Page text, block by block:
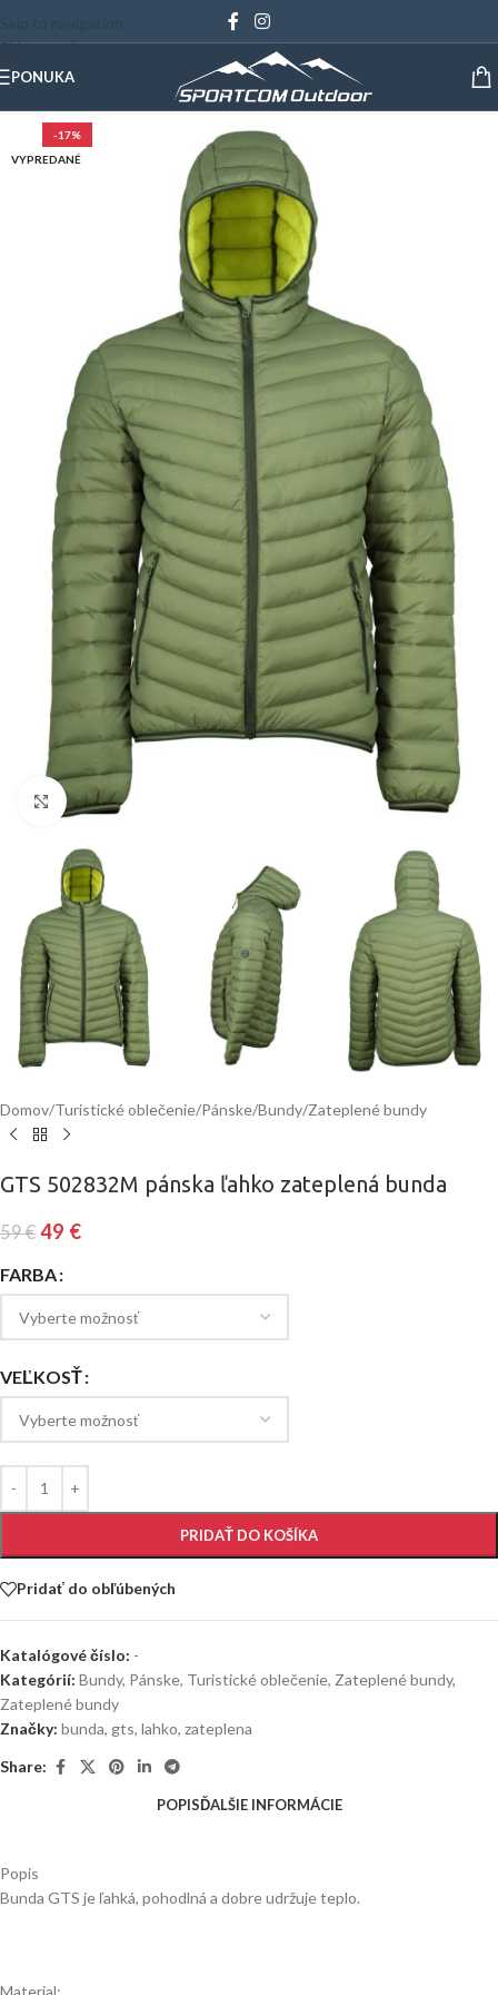
Skip to main content
PONUKA
-17%
VYPREDANÉ
Klinite pre zväčšenie
Domov/Turistické oblečenie/Pánske/Bundy/Zateplené bundy
GTS 502832M pánska ľahko zateplená bunda
59€ 49 €
FARBA
VEĽKOSŤ
PRIDAŤ DO KOŠÍKA
Pridať do obľúbených
Katalógové číslo: -
Kategórií: Bundy, Pánske, Turistické oblečenie, Zateplené bundy,
Zateplené bundy
Značky: bunda, gts, lahko, zateplena
Share:
POPISĎALŠIE INFORMÁCIE
Popis
Bunda GTS je ľahká, pohodlná a dobre udržuje teplo.
Material: